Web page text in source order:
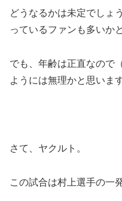
どうなるかは未定でしょ
っているファンも多いか
でも、年齢は正直なので
ようには無理かと思いま
さて、ヤクルト。
この試合は村上選手の一